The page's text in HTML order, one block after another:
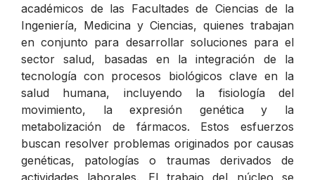
académicos de las Facultades de Ciencias de la
Ingeniería, Medicina y Ciencias, quienes trabajan
en conjunto para desarrollar soluciones para el
sector salud, basadas en la integración de la
tecnología con procesos biológicos clave en la
salud humana, incluyendo la fisiología del
movimiento, la expresión genética y la
metabolización de fármacos. Estos esfuerzos
buscan resolver problemas originados por causas
genéticas, patologías o traumas derivados de
actividades laborales. El trabajo del núcleo se